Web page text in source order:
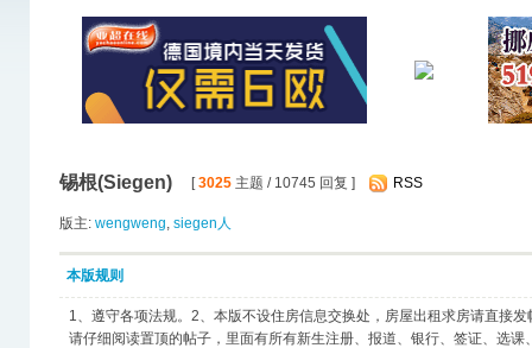
锡根(Siegen) [3025 主题 / 10745 回复 ] RSS
版主: wengweng, siegen人
本版规则
1、遵守各项法规。2、本版不设住房信息交换处，房屋出租求房请直接
请仔细阅读置顶的帖子，里面有所有新生注册、报道、银行、签证、选